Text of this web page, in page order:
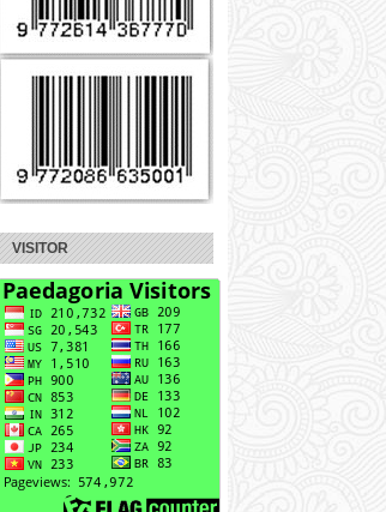
VISITOR